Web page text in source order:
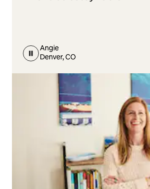
Angie
Denver, CO